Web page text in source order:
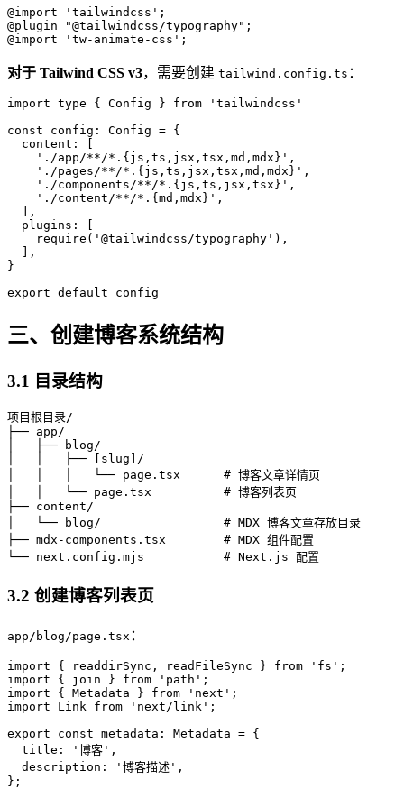
@import 'tailwindcss';
@plugin "@tailwindcss/typography";
对于 Tailwind CSS v3，需要创建 tailwind.config.ts ：
import type { Config } from 'tailwindcss'
const config: Config = {
  content: [
    './app/**/*.{js,ts,jsx,tsx,md,mdx}',
    './pages/**/*.{js,ts,jsx,tsx,md,mdx}',
    './components/**/*.{js,ts,jsx,tsx}',
    './content/**/*.{md,mdx}',
  ],
  plugins: [
    require('@tailwindcss/typography'),
  ],
}
三、创建博客系统结构
3.1 目录结构
项目根目录/
├── app/
│   ├── blog/
│   │   ├── [slug]/
│   │   │   └── page.tsx      # 博客文章详情页
│   │   └── page.tsx          # 博客列表页
├── content/
│   └── blog/                 # MDX 博客文章存放目录
├── mdx-components.tsx        # MDX 组件配置
3.2 创建博客列表页
app/blog/page.tsx ：
import { readdirSync, readFileSync } from 'fs';
import { join } from 'path';
import { Metadata } from 'next';
import Link from 'next/link';
export const metadata: Metadata = {
  title: '博客',
  description: '博客描述',
};